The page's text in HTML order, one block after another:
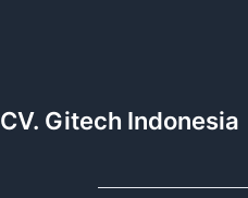
CV. Gitech Indonesia